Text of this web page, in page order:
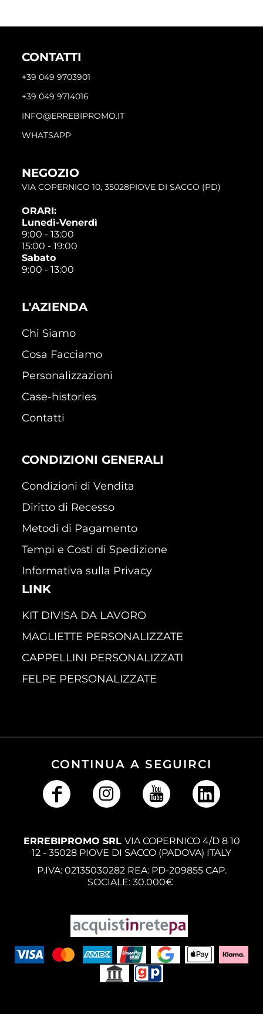
CONTATTI
+39 049 9703901
+39 049 9714016
INFO@ERREBIPROMO.IT
WHATSAPP
NEGOZIO
VIA COPERNICO 10, 35028PIOVE DI SACCO (PD)
ORARI:
Lunedì-Venerdì
9:00 - 13:00
15:00 - 19:00
Sabato
9:00 - 13:00
L'AZIENDA
Chi Siamo
Cosa Facciamo
Personalizzazioni
Case-histories
Contatti
CONDIZIONI GENERALI
Condizioni di Vendita
Diritto di Recesso
Metodi di Pagamento
Tempi e Costi di Spedizione
Informativa sulla Privacy
LINK
KIT DIVISA DA LAVORO
MAGLIETTE PERSONALIZZATE
CAPPELLINI PERSONALIZZATI
FELPE PERSONALIZZATE
CONTINUA A SEGUIRCI
ERREBIPROMO SRL VIA COPERNICO 4/D 8 10
12 - 35028 PIOVE DI SACCO (PADOVA) ITALY
P.IVA: 02135030282 REA: PD-209855 CAP.
SOCIALE: 30.000€